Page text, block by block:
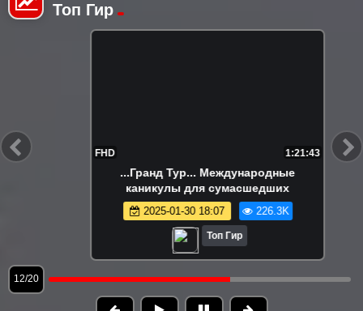
Топ Гир
1:21:43
...Гранд Тур... Международные
каникулы для сумасшедших
2025-01-30 18:07 226.3K
Топ Гир
13/20